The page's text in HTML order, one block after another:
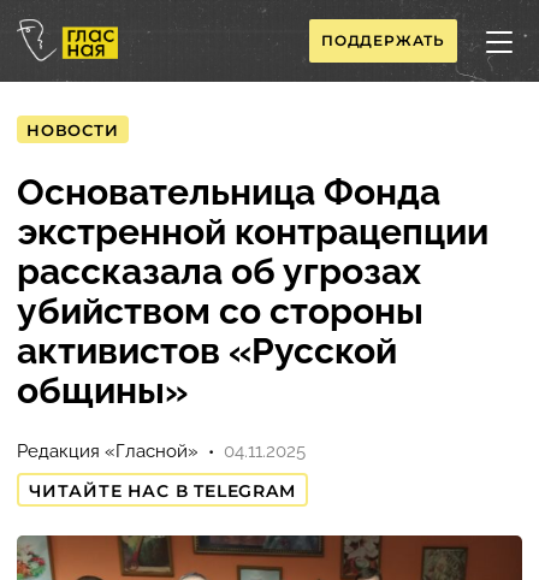
ПОДДЕРЖАТЬ
НОВОСТИ
Основательница Фонда
экстренной контрацепции
рассказала об угрозах
убийством со стороны
активистов «Русской
общины»
Редакция «Гласной»
04.11.2025
ЧИТАЙТЕ НАС В TELEGRAM